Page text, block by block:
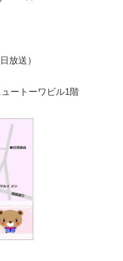
放送）
ートーワビル1階